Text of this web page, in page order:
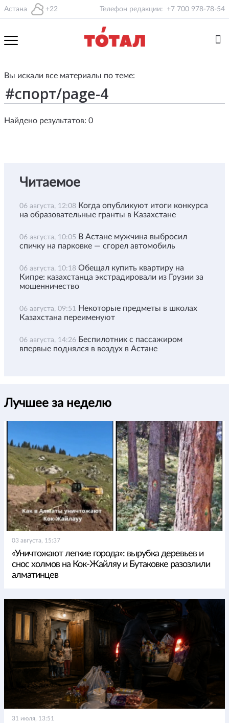
Астана +22 Телефон редакции: +7 700 978-78-54
Вы искали все материалы по теме:
Найдено результатов: 0
Читаемое
06 августа, 12:08 Когда опубликуют итоги конкурса
на образовательные гранты в Казахстане
06 августа, 10:05 В Астане мужчина выбросил
спичку на парковке — сгорел автомобиль
06 августа, 10:18 Обещал купить квартиру на
Кипре: казахстанца экстрадировали из Грузии за
мошенничество
06 августа, 09:51 Некоторые предметы в школах
Казахстана переименуют
06 августа, 14:26 Беспилотник с пассажиром
впервые поднялся в воздух в Астане
Лучшее за неделю
03 августа, 15:37
«Уничтожают легкие города»: вырубка деревьев и
снос холмов на Кок-Жайляу и Бутаковке разозлили
алматинцев
31 июля, 13:51